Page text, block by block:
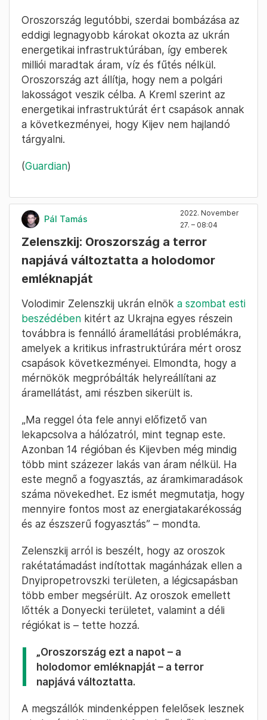
Oroszország legutóbbi, szerdai bombázása az
eddigi legnagyobb károkat okozta az ukrán
energetikai infrastruktúrában, így emberek
milliói maradtak áram, víz és fűtés nélkül.
Oroszország azt állítja, hogy nem a polgári
lakosságot veszik célba. A Kreml szerint az
energetikai infrastruktúrát ért csapások annak
a következményei, hogy Kijev nem hajlandó
tárgyalni.
(Guardian)
Pál Tamás
2022. November
27. – 08:04
Zelenszkij: Oroszország a terror
napjává változtatta a holodomor
emléknapját
Volodimir Zelenszkij ukrán elnök a szombat esti
beszédében kitért az Ukrajna egyes részein
továbbra is fennálló áramellátási problémákra,
amelyek a kritikus infrastruktúrára mért orosz
csapások következményei. Elmondta, hogy a
mérnökök megpróbálták helyreállítani az
áramellátást, ami részben sikerült is.
„Ma reggel óta fele annyi előfizető van
lekapcsolva a hálózatról, mint tegnap este.
Azonban 14 régióban és Kijevben még mindig
több mint százezer lakás van áram nélkül. Ha
este megnő a fogyasztás, az áramkimaradások
száma növekedhet. Ez ismét megmutatja, hogy
mennyire fontos most az energiatakarékosság
és az észszerű fogyasztás” – mondta.
Zelenszkij arról is beszélt, hogy az oroszok
rakétatámadást indítottak magánházak ellen a
Dnyipropetrovszki területen, a légicsapásban
több ember megsérült. Az oroszok emellett
lőtték a Donyecki területet, valamint a déli
régiókat is – tette hozzá.
„Oroszország ezt a napot – a
holodomor emléknapját – a terror
napjává változtatta.
A megszállók mindenképpen felelősek lesznek